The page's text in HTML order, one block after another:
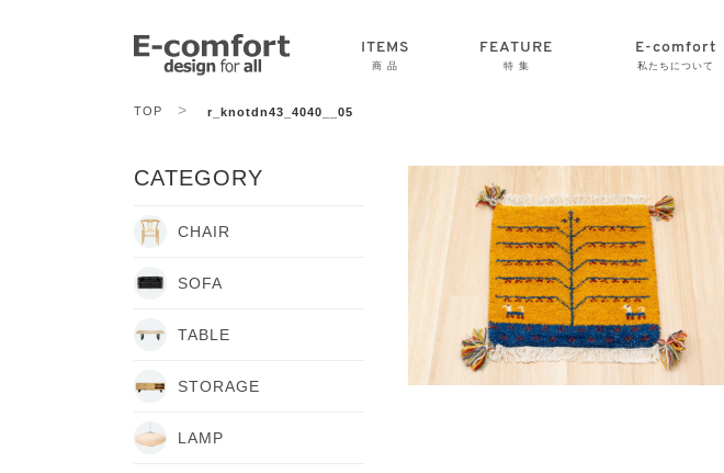
ITEMS
商 品
FEATURE
特 集
E-comfort
私たちについて
いて
TOP > r_knotdn43_4040__05
CATEGORY
CHAIR
SOFA
TABLE
STORAGE
LAMP